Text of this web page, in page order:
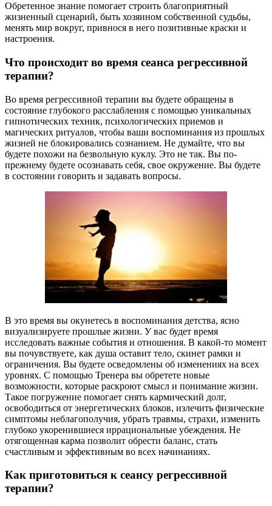
Обретенное знание помогает строить благоприятный
жизненный сценарий, быть хозяином собственной судьбы,
менять мир вокруг, привнося в него позитивные краски и
настроения.
Что происходит во время сеанса регрессивной
терапии?
Во время регрессивной терапии вы будете обращены в
состояние глубокого расслабления с помощью уникальных
гипнотических техник, психологических приемов и
магических ритуалов, чтобы ваши воспоминания из прошлых
жизней не блокировались сознанием. Не думайте, что вы
будете похожи на безвольную куклу. Это не так. Вы по-
прежнему будете осознавать себя, свое окружение. Вы будете
в состоянии говорить и задавать вопросы.
В это время вы окунетесь в воспоминания детства, ясно
визуализируете прошлые жизни. У вас будет время
исследовать важные события и отношения. В какой-то момент
вы почувствуете, как душа оставит тело, скинет рамки и
ограничения. Вы будете осведомлены об изменениях на всех
уровнях. С помощью Тренера вы обретете новые
возможности, которые раскроют смысл и понимание жизни.
Такое погружение помогает снять кармический долг,
освободиться от энергетических блоков, излечить физические
симптомы неблагополучия, убрать травмы, страхи, изменить
глубоко укоренившиеся иррациональные убеждения. Не
отягощенная карма позволит обрести баланс, стать
счастливым и эффективным во всех начинаниях.
Как приготовиться к сеансу регрессивной
терапии?